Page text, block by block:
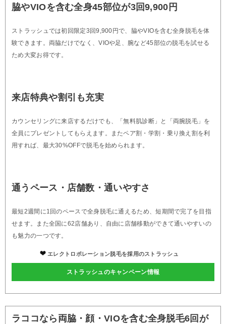
脇やVIOを含む全身45部位が3回9,900円
ストラッシュでは初回限定3回9,900円で、脇やVIOを含む全身脱毛を体
験できます。両脇だけでなく、VIOや足、腕など45部位の脱毛を試せる
ため大変お得です。
来店特典や割引も充実
カウンセリングに来店するだけでも、「無料肌診断」と「両腕脱毛」を
全員にプレゼントしてもらえます。またペア割・学割・乗り換え割を利
用すれば、最大30%OFFで脱毛を始められます。
通うペース・店舗数・通いやすさ
最短2週間に1回のペースで全身脱毛に通えるため、短期間で完了を目指
せます。また全国に62店舗あり、自由に店舗移動ができて通いやすいの
も魅力の一つです。
エレクトロポレーション脱毛を採用のストラッシュ
ストラッシュのキャンペーン情報
ラココなら両脇・顔・VIOを含む全身脱毛6回が